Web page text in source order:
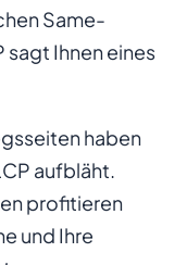
Same-
Ihnen eines
haben
aufbläht.
profitieren
und Ihre